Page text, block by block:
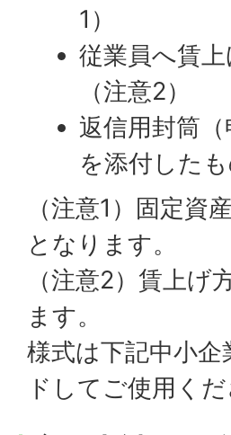
1）
従業員へ賃
（注意2）
返信用封筒
を添付したも
（注意1）固定
となります。
（注意2）賃上
ます。
様式は下記中小
ドしてご使用くだ